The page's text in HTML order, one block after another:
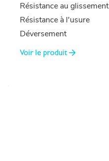
Résistance au glissement
4/4
Résistance à l'usure
3/4
Déversement
4/4
Voir le produit